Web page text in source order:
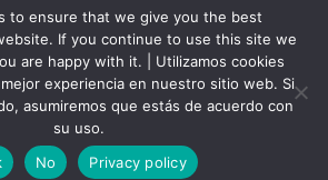
arte actual © JAVIER MARTINEZ 2026. All
Rights Reserved.
- Diseñado con elTema Hueman
to ensure that we give you the best
If you continue to use this site we
are happy with it. | Utilizamos cookies
experiencia en nuestro sitio web. Si
asumiremos que estás de acuerdo con
su uso.
No Privacy policy